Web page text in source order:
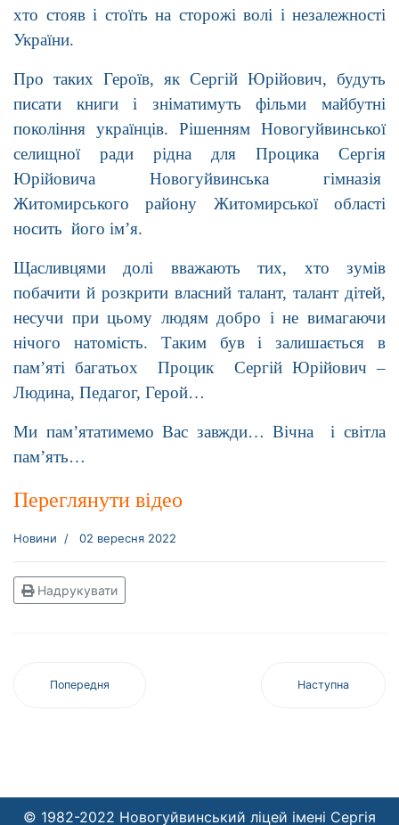
хто стояв і стоїть на сторожі волі і незалежності
України.
Про таких Героїв, як Сергій Юрійович, будуть
писати книги і зніматимуть фільми майбутні
покоління українців. Рішенням Новогуйвинської
селищної ради рідна для Процика Сергія
Юрійовича Новогуйвинська гімназія
Житомирського району Житомирської області
носить його ім’я.
Щасливцями долі вважають тих, хто зумів
побачити й розкрити власний талант, талант дітей,
несучи при цьому людям добро і не вимагаючи
нічого натомість. Таким був і залишається в
пам’яті багатьох Процик Сергій Юрійович –
Людина, Педагог, Герой…
Ми пам’ятатимемо Вас завжди… Вічна і світла
пам’ять…
Переглянути відео
Новини 02 вересня 2022
Надрукувати
Попередня Наступна
© 1982-2022 Новогуйвинський ліцей імені Сергія